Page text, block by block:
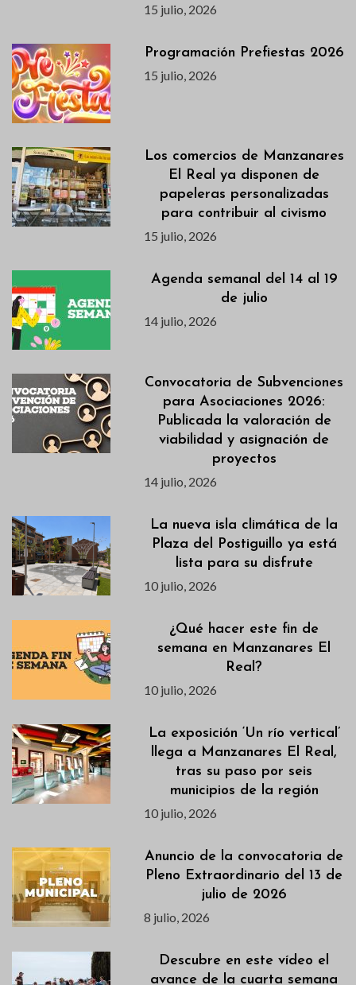
15 julio, 2026
Programación Prefiestas 2026
15 julio, 2026
Los comercios de Manzanares
El Real ya disponen de
papeleras personalizadas
para contribuir al civismo
15 julio, 2026
Agenda semanal del 14 al 19
de julio
14 julio, 2026
Convocatoria de Subvenciones
para Asociaciones 2026:
Publicada la valoración de
viabilidad y asignación de
proyectos
14 julio, 2026
La nueva isla climática de la
Plaza del Postiguillo ya está
lista para su disfrute
10 julio, 2026
¿Qué hacer este fin de
semana en Manzanares El
Real?
10 julio, 2026
La exposición ‘Un río vertical’
llega a Manzanares El Real,
tras su paso por seis
municipios de la región
10 julio, 2026
Anuncio de la convocatoria de
Pleno Extraordinario del 13 de
julio de 2026
8 julio, 2026
Descubre en este vídeo el
avance de la cuarta semana